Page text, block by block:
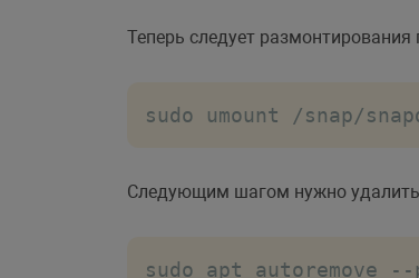
Теперь следует размонтирования
sudo umount /snap/
Следующим шагом нужно
sudo apt autoremove